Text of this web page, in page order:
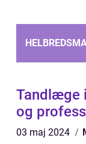
Tandlæge
og
03 maj 2024